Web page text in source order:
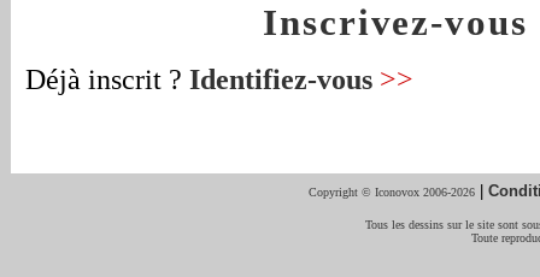
Inscrivez-vous
Déjà inscrit ? Identifiez-vous >>
Copyright © Iconovox 2006-2026 |
Tous les dessins sur le site sont
Toute